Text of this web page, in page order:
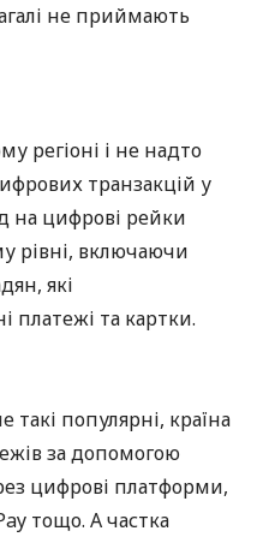
не приймають
регіоні і не надто
транзакцій у
на цифрові рейки
рівні, включаючи
які
платежі та картки.
такі популярні, країна
за допомогою
цифрові платформи,
тощо. А частка